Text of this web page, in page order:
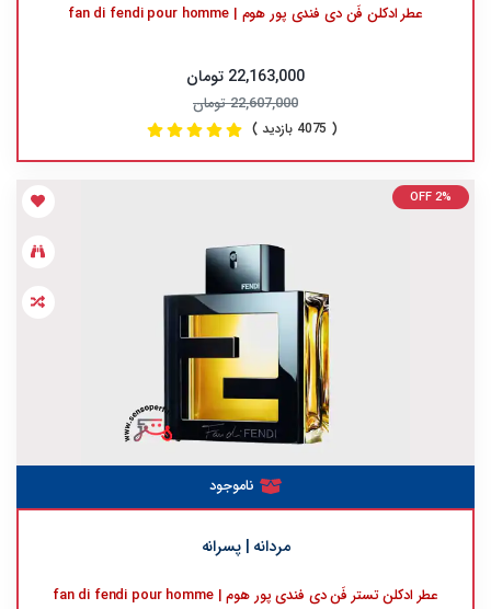
عطر ادکلن فَن دی فندی پور هوم | fan di fendi pour homme
22,163,000 تومان
22,607,000 تومان
( 4075 بازدید )
OFF 2%
ناموجود
مردانه | پسرانه
عطر ادکلن تستر فَن دی فندی پور هوم | fan di fendi pour homme